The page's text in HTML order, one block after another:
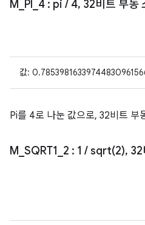
M PI 4 : pi / 4, 32비트 부동
값:
Pi를 4로 나눈 값으로, 32비트 부
M SQRT1 2 : 1 /sqrt(2), 32